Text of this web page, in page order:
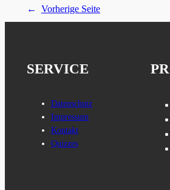
← Vorherige Seite
SERVICE
Datenschutz
Impressum
Kontakt
Quizzes